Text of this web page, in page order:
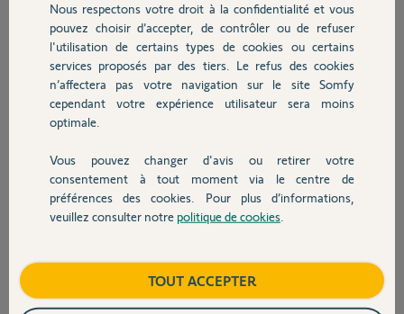
Chauffage
Autres produits
Devis avec un pro
Contact
Cédric
il y a plus de 7 ans
Participer au fil de discussion
Réponses
Bonjour Cédric,
réseau WiFi, il est impératif de :
Nous respectons votre droit à la confidentialité et vous
pouvez choisir d’accepter, de contrôler ou de refuser
l'utilisation de certains types de cookies ou certains
services proposés par des tiers. Le refus des cookies
n’affectera pas votre navigation sur le site Somfy
cependant votre expérience utilisateur sera moins
optimale.
Vous pouvez changer d'avis ou retirer votre
consentement à tout moment via le centre de
préférences des cookies. Pour plus d’informations,
veuillez consulter notre politique de cookies
TOUT ACCEPTER